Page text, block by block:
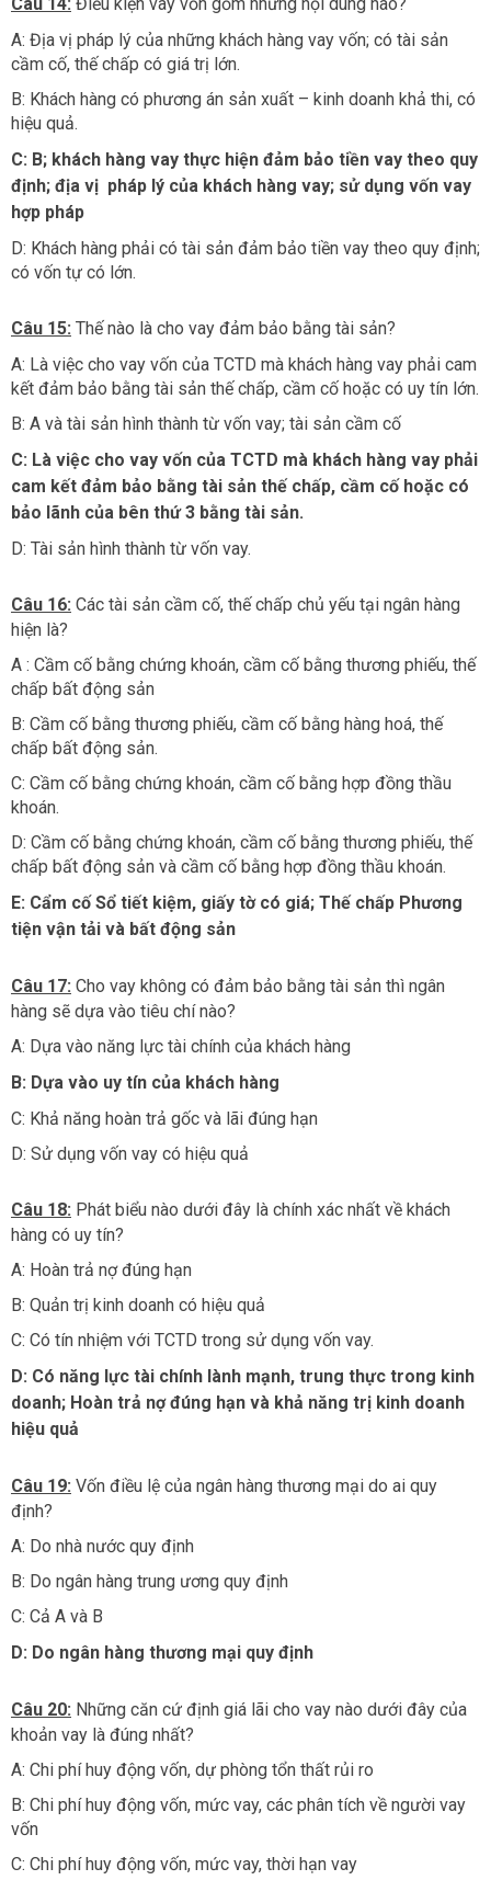
A: Địa vị pháp lý của những khách hàng vay vốn; có tài sản
cầm cố, thế chấp có giá trị lớn.
B: Khách hàng có phương án sản xuất – kinh doanh khả thi, có
hiệu quả.
C: B; khách hàng vay thực hiện đảm bảo tiền vay theo quy
định; địa vị pháp lý của khách hàng vay; sử dụng vốn vay
hợp pháp
D: Khách hàng phải có tài sản đảm bảo tiền vay theo quy định;
có vốn tự có lớn.
Câu 15: Thế nào là cho vay đảm bảo bằng tài sản?
A: Là việc cho vay vốn của TCTD mà khách hàng vay phải cam
kết đảm bảo bằng tài sản thế chấp, cầm cố hoặc có uy tín lớn.
B: A và tài sản hình thành từ vốn vay; tài sản cầm cố
C: Là việc cho vay vốn của TCTD mà khách hàng vay phải
cam kết đảm bảo bằng tài sản thế chấp, cầm cố hoặc có
bảo lãnh của bên thứ 3 bằng tài sản.
D: Tài sản hình thành từ vốn vay.
Câu 16: Các tài sản cầm cố, thế chấp chủ yếu tại ngân hàng
hiện là?
A : Cầm cố bằng chứng khoán, cầm cố bằng thương phiếu, thế
chấp bất động sản
B: Cầm cố bằng thương phiếu, cầm cố bằng hàng hoá, thế
chấp bất động sản.
C: Cầm cố bằng chứng khoán, cầm cố bằng hợp đồng thầu
khoán.
D: Cầm cố bằng chứng khoán, cầm cố bằng thương phiếu, thế
chấp bất động sản và cầm cố bằng hợp đồng thầu khoán.
E: Cẩm cố Sổ tiết kiệm, giấy tờ có giá; Thế chấp Phương
tiện vận tải và bất động sản
Câu 17: Cho vay không có đảm bảo bằng tài sản thì ngân
hàng sẽ dựa vào tiêu chí nào?
A: Dựa vào năng lực tài chính của khách hàng
B: Dựa vào uy tín của khách hàng
C: Khả năng hoàn trả gốc và lãi đúng hạn
D: Sử dụng vốn vay có hiệu quả
Câu 18: Phát biểu nào dưới đây là chính xác nhất về khách
hàng có uy tín?
A: Hoàn trả nợ đúng hạn
B: Quản trị kinh doanh có hiệu quả
C: Có tín nhiệm với TCTD trong sử dụng vốn vay.
D: Có năng lực tài chính lành mạnh, trung thực trong kinh
doanh; Hoàn trả nợ đúng hạn và khả năng trị kinh doanh
hiệu quả
Câu 19: Vốn điều lệ của ngân hàng thương mại do ai quy
định?
A: Do nhà nước quy định
B: Do ngân hàng trung ương quy định
C: Cả A và B
D: Do ngân hàng thương mại quy định
Câu 20: Những căn cứ định giá lãi cho vay nào dưới đây của
khoản vay là đúng nhất?
A: Chi phí huy động vốn, dự phòng tổn thất rủi ro
B: Chi phí huy động vốn, mức vay, các phân tích về người vay
vốn
C: Chi phí huy động vốn, mức vay, thời hạn vay